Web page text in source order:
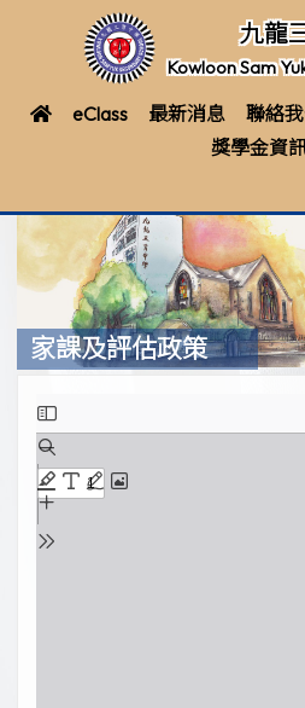
九龍
Kowloon Sam
eClass 最新消息 聯絡
獎學金資
家課及評估政策